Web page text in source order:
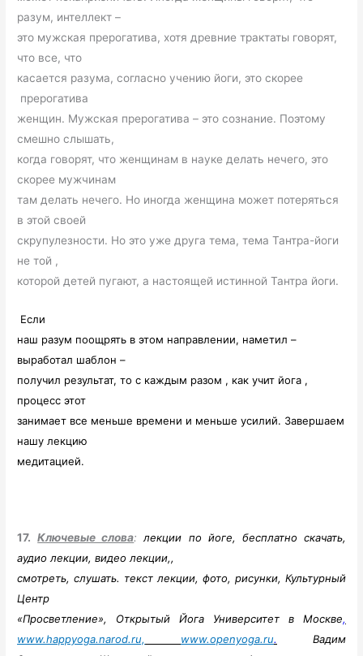
разум, интеллект –
это мужская прерогатива, хотя древние трактаты говорят,
что все, что
касается разума, согласно учению йоги, это скорее
прерогатива
женщин. Мужская прерогатива – это сознание. Поэтому
смешно слышать,
когда говорят, что женщинам в науке делать нечего, это
скорее мужчинам
там делать нечего. Но иногда женщина может потеряться
в этой своей
скрупулезности. Но это уже друга тема, тема Тантра-йоги
не той ,
которой детей пугают, а настоящей истинной Тантра йоги.
Если
наш разум поощрять в этом направлении, наметил –
выработал шаблон –
получил результат, то с каждым разом , как учит йога ,
процесс этот
занимает все меньше времени и меньше усилий. Завершаем
нашу лекцию
медитацией.
17. Ключевые слова:лекции по йоге, бесплатно скачать,
аудио лекции, видео лекции,,
смотреть, слушать. текст лекции, фото, рисунки, Культурный
Центр
«Просветление», Открытый Йога Университет в Москве,
www.happyoga.narod.ru,
www.openyoga.ru.
Вадим